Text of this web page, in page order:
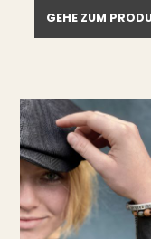
GEHE ZUM